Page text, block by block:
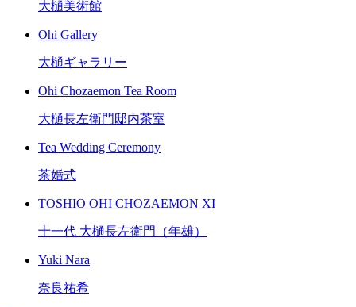
大樋美術館
Ohi Gallery
大樋ギャラリー
Ohi Chozaemon Tea Room
大樋長左衛門邸内茶室
Tea Wedding Ceremony
茶婚式
TOSHIO OHI CHOZAEMON XI
十一代 大樋長左衛門（年雄）
Yuki Nara
奈良祐希